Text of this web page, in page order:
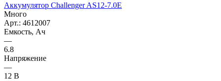
Аккумулятор Challenger AS12-7.0E
Много
Арт.: 4612007
Емкость, Ач
—
6.8
Напряжение
—
12 В